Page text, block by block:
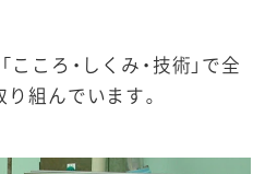
こころ・しくみ・技術」で全
組んでいます。